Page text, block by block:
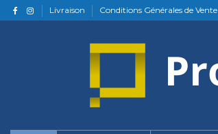
Livraison Conditions Générales de Vente